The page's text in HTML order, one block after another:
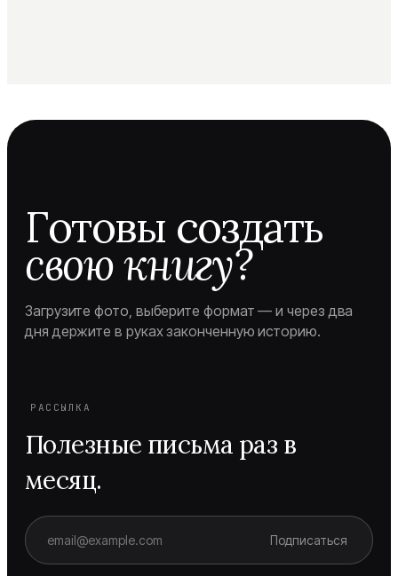
Готовы создать
свою книгу?
Загрузите фото, выберите формат — и через два
дня держите в руках законченную историю.
РАССЫЛКА
Полезные письма раз в
месяц.
Подписаться